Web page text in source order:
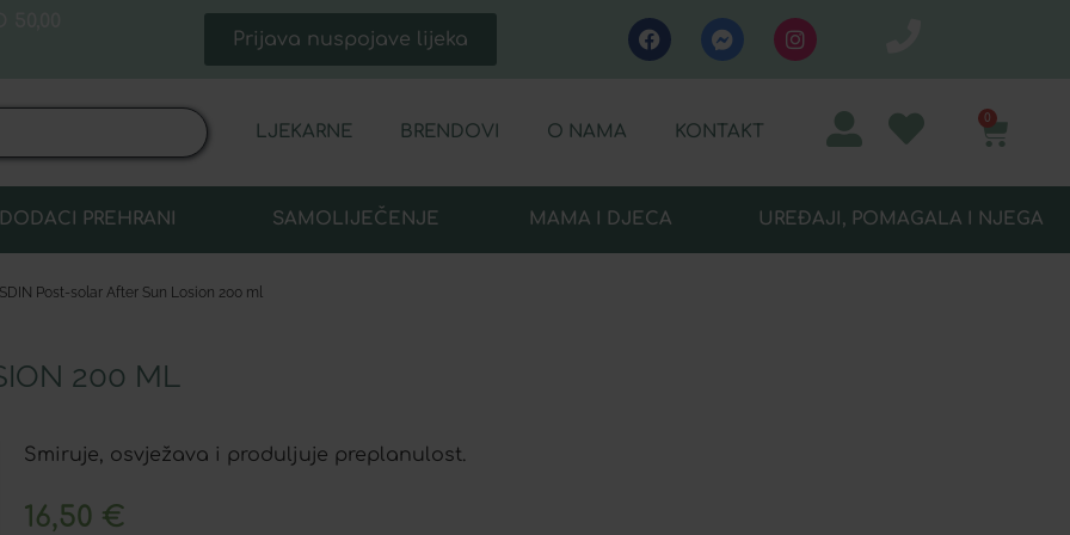
Prijava nuspojave lijeka
LJEKARNE BRENDOVI O NAMA KONTAKT
0
DODACI PREHRANI SAMOLIJEČENJE MAMA I DJECA UREĐAJI, POMAGALA I NJEGA
Post-solar After Sun Losion 200 ml
200 ML
Smiruje, osvježava i produljuje preplanulost.
16,50 €